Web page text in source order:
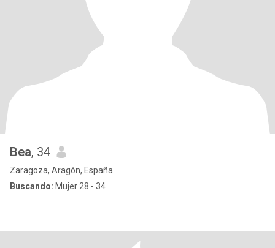
Bea, 34
Zaragoza, Aragón, España
Buscando: Mujer 28 - 34